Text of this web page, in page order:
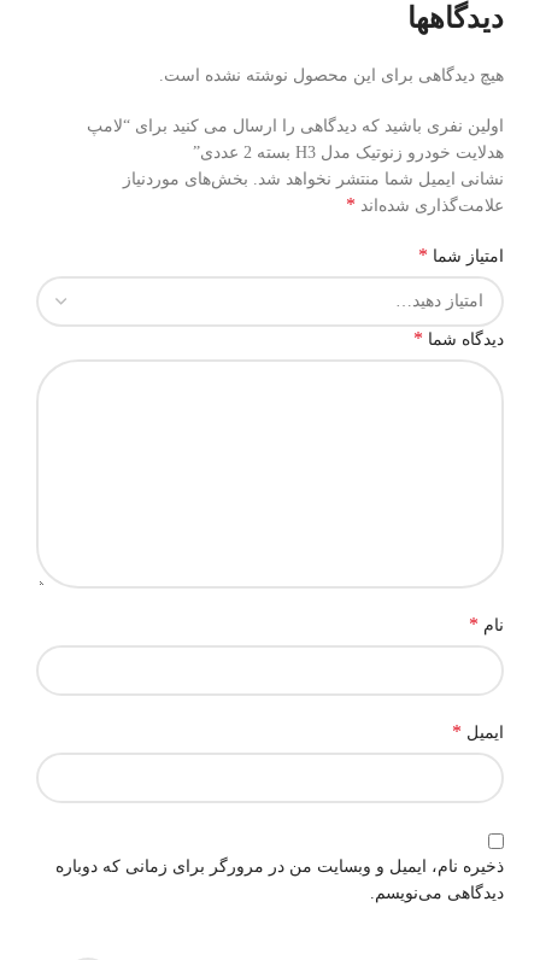
دیدگاهها
هیچ دیدگاهی برای این محصول نوشته نشده است.
اولین نفری باشید که دیدگاهی را ارسال می کنید برای “لامپ
هدلایت خودرو زنوتیک مدل H3 بسته 2 عددی”
نشانی ایمیل شما منتشر نخواهد شد.
بخش‌های موردنیاز
علامت‌گذاری شده‌اند *
امتیاز شما *
دیدگاه شما *
نام *
ایمیل *
ذخیره نام، ایمیل و وبسایت من در مرورگر برای زمانی که دوباره
دیدگاهی می‌نویسم.